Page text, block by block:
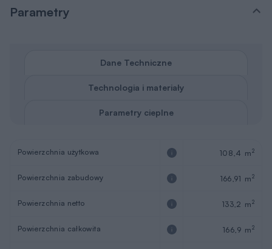
Parametry
Dane Techniczne
Technologia i materiały
Parametry cieplne
Powierzchnia użytkowa 108,4 m2
Powierzchnia zabudowy 166,91 m2
Powierzchnia netto 133,2 m2
Powierzchnia całkowita 166,9 m2